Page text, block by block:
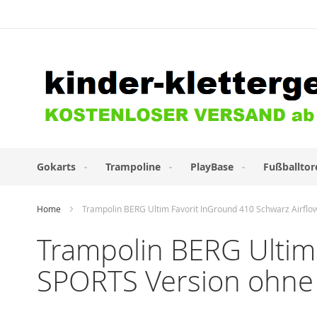
Gokarts Trampoline PlayBase
Home Trampolin BERG Ultim Favorit InGround 410 Schwarz
Trampolin BERG
SPORTS Version